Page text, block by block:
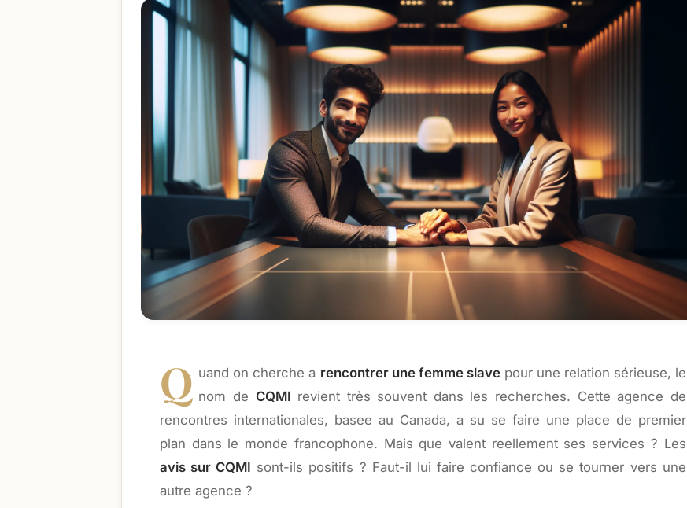
Q uand on cherche a rencontrer une femme slavepour une relation sérieuse, le
nom de CQMI revient très souvent dans les recherches. Cette agence de
rencontres internationales, basee au Canada, a su se faire une place de premier
plan dans le monde francophone. Mais que valent reellement ses services ? Les
avis sur CQMI sont-ils positifs ? Faut-il lui faire confiance ou se tourner vers une
autre agence ?